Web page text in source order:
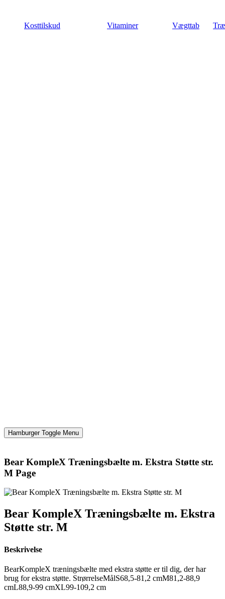
indholdKosttilskud Vitaminer Vægttab
Hamburger Toggle Menu
Bear KompleX Træningsbælte m. Ekstra Støtte str.
M Page
Bear KompleX Træningsbælte m. Ekstra
Støtte str. M
Beskrivelse
BearKompleX træningsbælte med ekstra støtte er til dig, der har
brug for ekstra støtte. StrørrelseMålS68,5-81,2 cmM81,2-88,9
cmL88,9-99 cmXL99-109,2 cm